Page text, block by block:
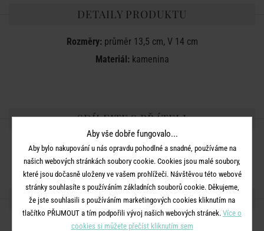
DETAILY PRODUKTU
Rozměry:průměr 13,5 cm, V 14 cm
Materiál:kamenina
SDÍLEJTE S PŘÁTELI
DALŠÍ PRODUKTY ZE SÉRIE
Aby vše dobře fungovalo...
Aby bylo nakupování u nás opravdu pohodlné a snadné, používáme na
našich webových stránkách soubory cookie. Cookies jsou malé soubory,
které jsou dočasně uloženy ve vašem prohlížeči. Návštěvou této webové
stránky souhlasíte s používáním základních souborů cookie. Děkujeme,
že jste souhlasili s používáním marketingových cookies kliknutím na
tlačítko PŘIJMOUT a tím podpořili vývoj našich webových stránek. Více o
cookies si můžete přečíst kliknutím sem